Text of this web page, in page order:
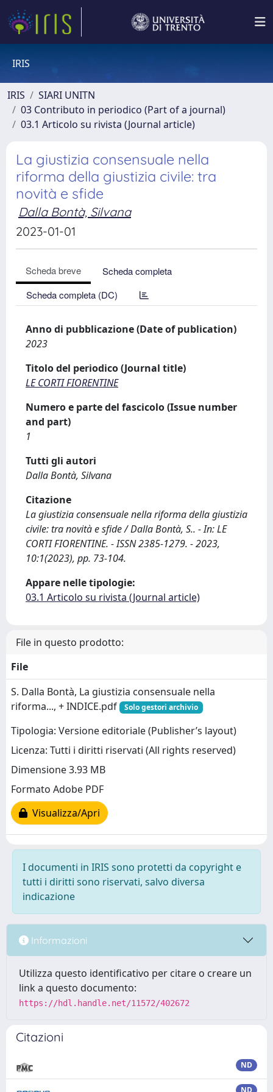
IRIS
IRIS
SIARI UNITN
03 Contributo in periodico (Part of a journal)
03.1 Articolo su rivista (Journal article)
La giustizia consensuale nella
riforma della giustizia civile: tra
novità e sfide
Dalla Bontà, Silvana
2023-01-01
Scheda breve
Scheda completa
Scheda completa (DC)
Anno di pubblicazione (Date of publication)
2023
Titolo del periodico (Journal title)
LE CORTI FIORENTINE
Numero e parte del fascicolo (Issue number
and part)
1
Tutti gli autori
Dalla Bontà, Silvana
Citazione
La giustizia consensuale nella riforma della giustizia
civile: tra novità e sfide / Dalla Bontà, S.. - In: LE
CORTI FIORENTINE. - ISSN 2385-1279. - 2023,
10:1(2023), pp. 73-104.
Appare nelle tipologie:
03.1 Articolo su rivista (Journal article)
File in questo prodotto:
File
S. Dalla Bontà, La giustizia consensuale nella
riforma..., + INDICE.pdf
Solo gestori archivio
Tipologia: Versione editoriale (Publisher’s layout)
Licenza: Tutti i diritti riservati (All rights reserved)
Dimensione 3.93 MB
Formato Adobe PDF
Visualizza/Apri
I documenti in IRIS sono protetti da copyright e
tutti i diritti sono riservati, salvo diversa
indicazione
Informazioni
Utilizza questo identificativo per citare o creare un
link a questo documento:
https://hdl.handle.net/11572/402672
Citazioni
ND